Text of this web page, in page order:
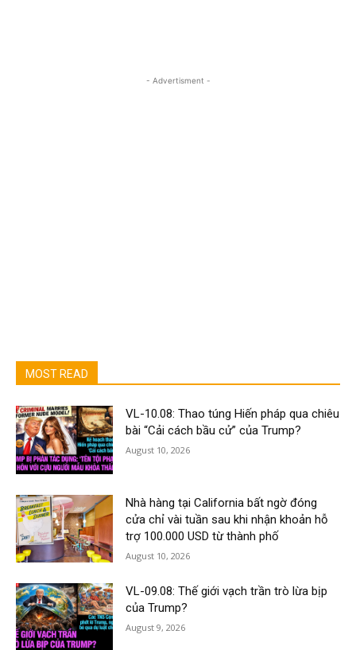
- Advertisment -
MOST READ
VL-10.08: Thao túng Hiến pháp qua chiêu
bài “Cải cách bầu cử” của Trump?
August 10, 2026
Nhà hàng tại California bất ngờ đóng
cửa chỉ vài tuần sau khi nhận khoản hỗ
trợ 100.000 USD từ thành phố
August 10, 2026
VL-09.08: Thế giới vạch trần trò lừa bịp
của Trump?
August 9, 2026